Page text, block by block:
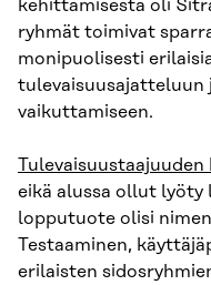
kehittämisestä oli
ryhmät toimivat
monipuolisesti
tulevaisuusajatteluun
vaikuttamiseen.
Tulevaisuustaajuuden
eikä alussa ollut lyöty
lopputuote olisi
Testaaminen,
erilaisten